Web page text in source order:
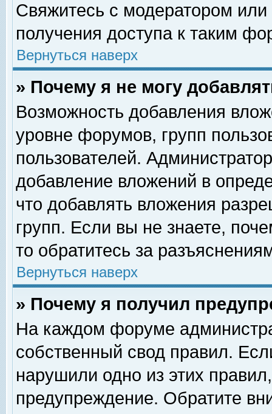
Свяжитесь с модератором
получения доступа к таким
Вернуться наверх
» Почему я не могу
Возможность добавления
уровне форумов, групп
пользователей.
добавление вложений в
что добавлять вложения
групп. Если вы не знаете,
то обратитесь за
Вернуться наверх
» Почему я получил
На каждом форуме
собственный свод правил.
нарушили одно из этих
предупреждение. Обратите